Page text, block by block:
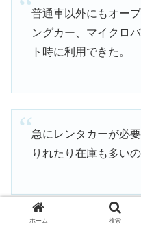
普通車以外にもオー
ングカー、マイクロ
ト時に利用できた。
急にレンタカーが必
りれたり在庫も多い
引用：公式サイト より
ホーム 検索